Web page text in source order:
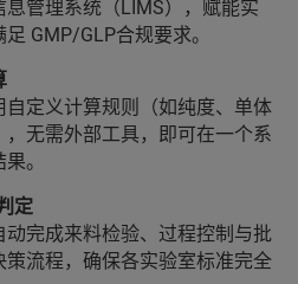
管理系统（LIMS），赋能实
GMP/GLP合规要求。
定义计算规则（如纯度、单体
，无需外部工具，即可在一个系
。
定
动完成来料检验、过程控制与批
策流程，确保各实验室标准完全